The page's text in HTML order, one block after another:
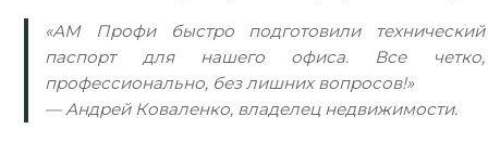
«АМ Профи быстро подготовили технический
паспорт для нашего офиса. Все четко,
профессионально, без лишних вопросов!»
— Андрей Коваленко, владелец недвижимости.